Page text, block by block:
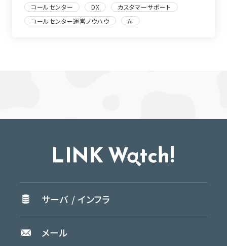
コールセンター DX
カスタマーサポート
コールセンター運営ノウハウ
AI
サーバ /インフラ
メール